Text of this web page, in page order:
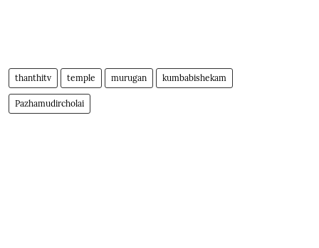
thanthitv temple murugan kumbabishekam
Pazhamudircholai